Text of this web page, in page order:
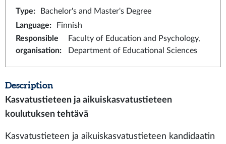
Type:
Bachelor's and Master's Degree
Language:
Finnish
Responsible
organisation:
Faculty of Education and Psychology,
Department of Educational Sciences
Description
Kasvatustieteen ja aikuiskasvatustieteen
koulutuksen tehtävä
Kasvatustieteen ja aikuiskasvatustieteen kandidaatin